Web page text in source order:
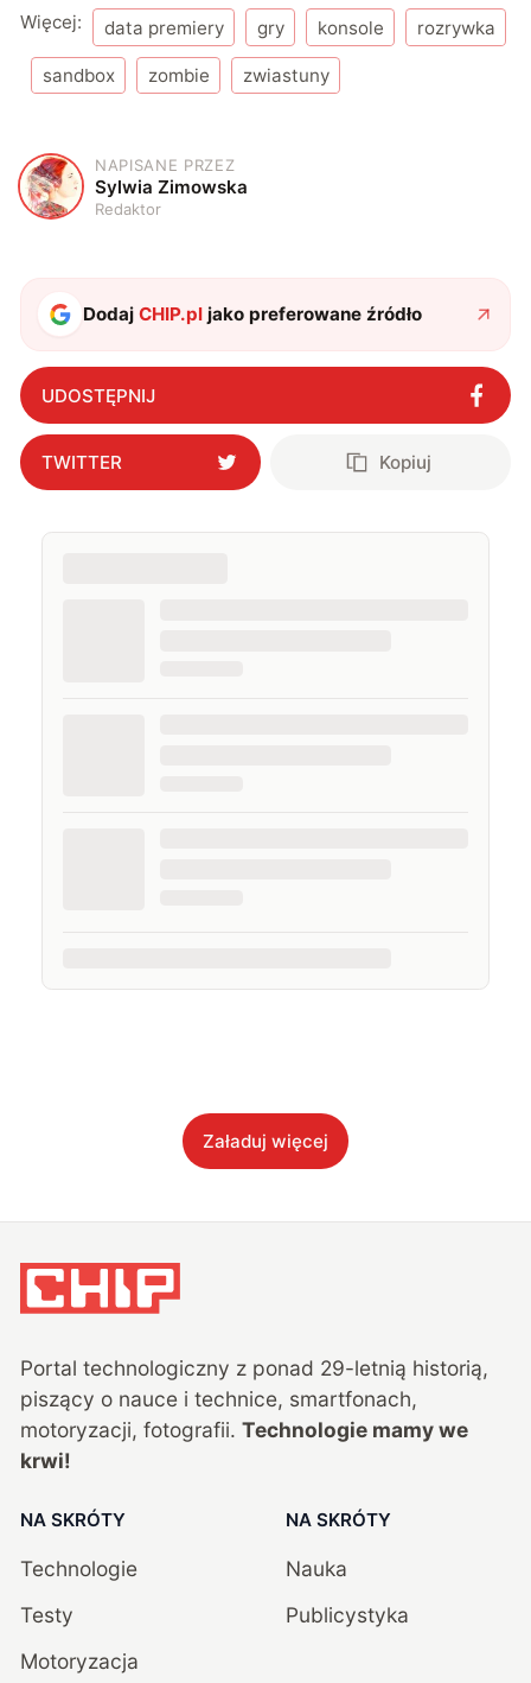
Więcej: data premiery gry konsole rozrywka
sandbox zombie zwiastuny
S
NAPISANE PRZEZ
Sylwia Zimowska
Redaktor
DodajCHIP.pl jako preferowane źródło
UDOSTĘPNIJ
TWITTER Kopiuj
Załaduj więcej
Portal technologiczny z ponad 29-letnią historią,
piszący o nauce i technice, smartfonach,
motoryzacji, fotografii. Technologie mamy we
krwi!
NA SKRÓTY
Technologie
Testy
Motoryzacja
NA SKRÓTY
Nauka
Publicystyka